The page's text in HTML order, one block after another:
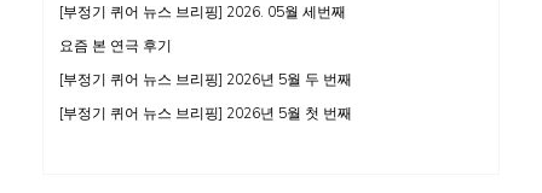
[부정기 퀴어 뉴스 브리핑] 2026. 05월 세번째
요즘 본 연극 후기
[부정기 퀴어 뉴스 브리핑] 2026년 5월 두 번째
[부정기 퀴어 뉴스 브리핑] 2026년 5월 첫 번째